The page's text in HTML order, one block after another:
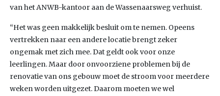
van het ANWB-kantoor aan de Wassenaarsweg verhuist.
“Het was geen makkelijk besluit om te nemen. Opeens
vertrekken naar een andere locatie brengt zeker
ongemak met zich mee. Dat geldt ook voor onze
leerlingen. Maar door onvoorziene problemen bij de
renovatie van ons gebouw moet de stroom voor meerdere
weken worden uitgezet. Daarom moeten we wel